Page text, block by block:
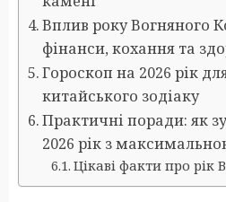
Вплив року Вогняного
фінанси, кохання та
Гороскоп на 2026 рік
китайського зодіаку
Практичні поради: як
2026 рік з
Цікаві факти про рік